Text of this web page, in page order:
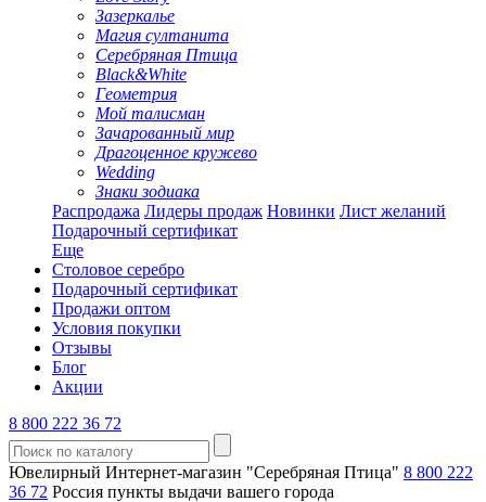
Зазеркалье
Магия султанита
Серебряная Птица
Black&White
Геометрия
Мой талисман
Зачарованный мир
Драгоценное кружево
Wedding
Знаки зодиака
Распродажа Лидеры продаж Новинки Лист желаний
Подарочный сертификат
Еще
Столовое серебро
Подарочный сертификат
Продажи оптом
Условия покупки
Отзывы
Блог
Акции
8 800 222 36 72
Ювелирный Интернет-магазин "Серебряная Птица" 8 800 222
36 72 Россия пункты выдачи вашего города